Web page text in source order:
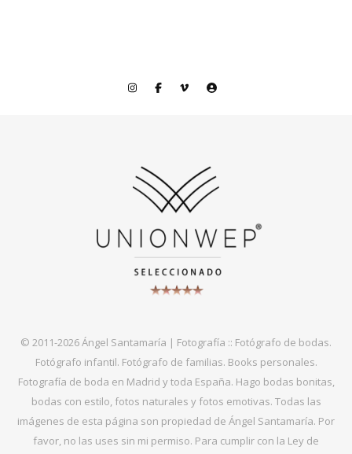
© 2011-2026 Ángel Santamaría | Fotografía :: Fotógrafo de bodas.
Fotógrafo infantil. Fotógrafo de familias. Books personales.
Fotografía de boda en Madrid y toda España. Hago bodas bonitas,
bodas con estilo, fotos naturales y fotos emotivas. Todas las
imágenes de esta página son propiedad de Ángel Santamaría. Por
favor, no las uses sin mi permiso. Para cumplir con la Ley de